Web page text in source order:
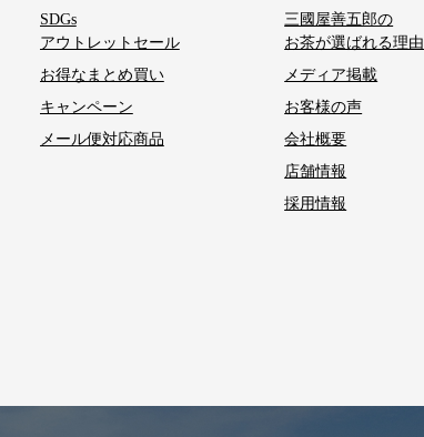
SDGs
アウトレットセール
お得なまとめ買い
キャンペーン
メール便対応商品
三國屋善五郎の
お茶が選ばれる理由
メディア掲載
お客様の声
会社概要
店舗情報
採用情報